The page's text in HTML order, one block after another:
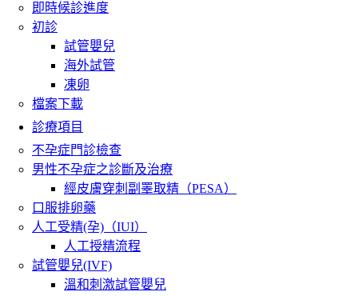
即時候診進度
初診
試管嬰兒
海外試管
凍卵
檔案下載
診療項目
不孕症門診檢查
男性不孕症之診斷及治療
經皮膚穿刺副睪取精（PESA）
口服排卵藥
人工受精(孕)（IUI）
人工授精流程
試管嬰兒(IVF)
溫和刺激試管嬰兒